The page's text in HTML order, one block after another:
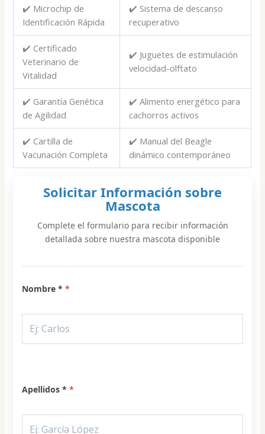
✔️ Microchip de
Identificación Rápida
✔️ Sistema de descanso
recuperativo
✔️ Certificado
Veterinario de
Vitalidad
✔️ Juguetes de estimulación
velocidad-olftato
✔️ Garantía Genética
de Agilidad
✔️ Alimento energético para
cachorros activos
✔️ Cartilla de
Vacunación Completa
✔️ Manual del Beagle
dinámico contemporáneo
Solicitar Información sobre
Mascota
Complete el formulario para recibir información
detallada sobre nuestra mascota disponible
Nombre *
Apellidos *